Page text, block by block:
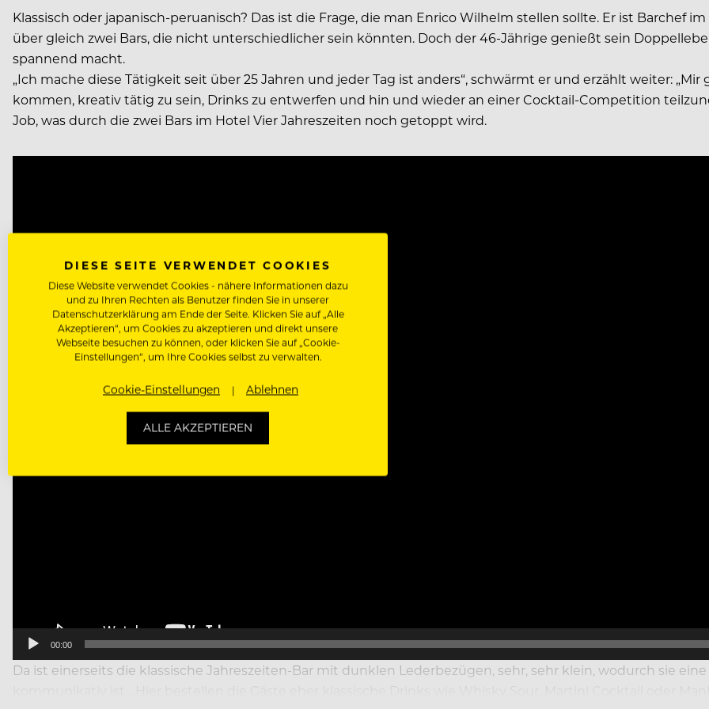
Klassisch oder japanisch-peruanisch? Das ist die Frage, die man Enrico Wilhelm stellen sollte. Er ist Barchef
über gleich zwei Bars, die nicht unterschiedlicher sein könnten. Doch der 46-Jährige genießt sein
spannend macht.
„Ich mache diese Tätigkeit seit über 25 Jahren und jeder Tag ist anders“, schwärmt er und erzählt weiter:
kommen, kreativ tätig zu sein, Drinks zu entwerfen und hin und wieder an einer Cocktail-Competition
Job, was durch die zwei Bars im Hotel Vier Jahreszeiten noch getoppt wird.
00:00
Da ist einerseits die klassische Jahreszeiten-Bar mit dunklen Lederbezügen, sehr, sehr klein, wodurch sie
DIESE SEITE VERWENDET COOKIES
Diese Website verwendet Cookies - nähere Informationen dazu
und zu Ihren Rechten als Benutzer finden Sie in unserer
Datenschutzerklärung am Ende der Seite. Klicken Sie auf „Alle
Akzeptieren“, um Cookies zu akzeptieren und direkt unsere
Webseite besuchen zu können, oder klicken Sie auf „Cookie-
Einstellungen“, um Ihre Cookies selbst zu verwalten.
Cookie-Einstellungen Ablehnen
ALLE AKZEPTIEREN